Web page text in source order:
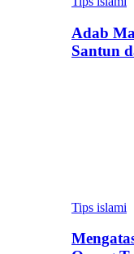
Adab
Santun
Tips islami